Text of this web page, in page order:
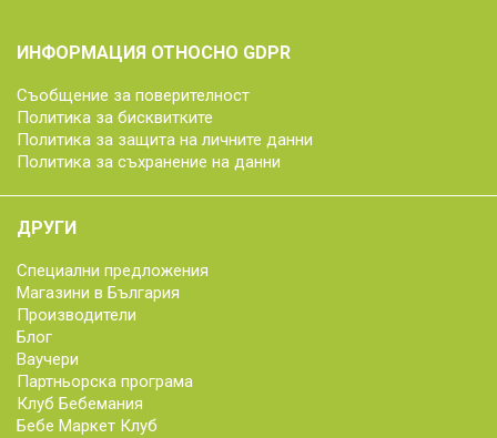
ИНФОРМАЦИЯ ОТНОСНО GDPR
Съобщение за поверителност
Политика за бисквитките
Политика за защита на личните данни
Политика за съхранение на данни
ДРУГИ
Специални предложения
Магазини в България
Производители
Блог
Ваучери
Партньорска програма
Клуб Бебемания
Бебе Маркет Клуб